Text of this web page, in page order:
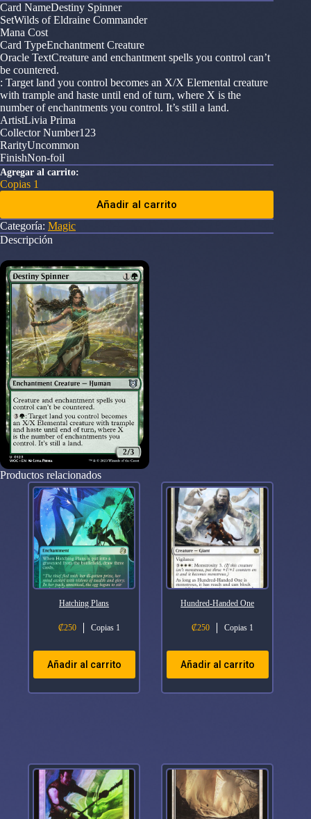
Card NameDestiny Spinner
SetWilds of Eldraine Commander
Mana Cost
Card TypeEnchantment Creature
Oracle TextCreature and enchantment spells you control can’t
be countered.
: Target land you control becomes an X/X Elemental creature
with trample and haste until end of turn, where X is the
number of enchantments you control. It’s still a land.
ArtistLivia Prima
Collector Number123
RarityUncommon
FinishNon-foil
Agregar al carrito:
Copias 1
Añadir al carrito
Categoría: Magic
Descripción
Productos relacionados
Hatching Plans
₡250 Copias 1
Añadir al carrito
Hundred-Handed One
₡250 Copias 1
Añadir al carrito